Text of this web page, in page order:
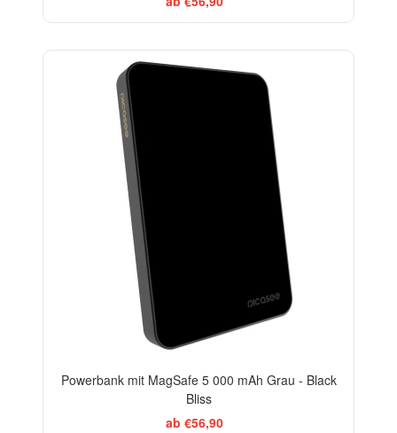
Powerbank mit MagSafe 5 000 mAh Grau - Black
Bliss
ab €56,90